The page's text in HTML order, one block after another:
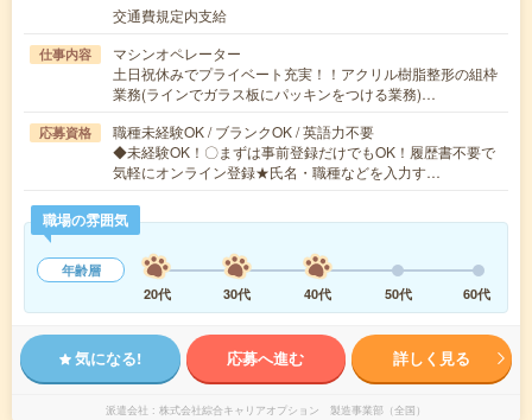
交通費規定内支給
仕事内容
マシンオペレーター
土日祝休みでプライベート充実！！アクリル樹脂整形の組枠
業務(ラインでガラス板にパッキンをつける業務)…
応募資格
職種未経験OK / ブランクOK / 英語力不要
◆未経験OK！〇まずは事前登録だけでもOK！履歴書不要で
気軽にオンライン登録★氏名・職種などを入力す…
職場の雰囲気
年齢層
20代
30代 40代 50代 60代
気になる! 応募へ進む 詳しく見る
派遣会社 株式会社綜合キャリアオプション 製造事業部（全国）